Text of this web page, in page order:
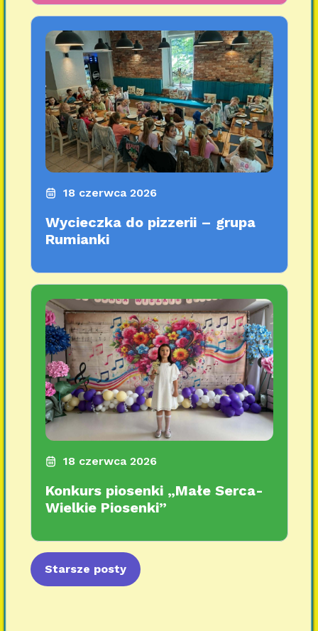
18 czerwca 2026
Wycieczka do pizzerii – grupa
Rumianki
18 czerwca 2026
Konkurs piosenki „Małe Serca-
Wielkie Piosenki”
Starsze posty